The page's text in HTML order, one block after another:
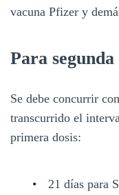
vacuna Pfizer y
Para segunda
Se debe concurrir
transcurrido el
primera dosis:
21 días para